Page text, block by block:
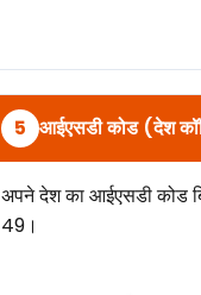
5 आईएसडी कोड (देश
अपने देश का आईएसडी कोड
49।